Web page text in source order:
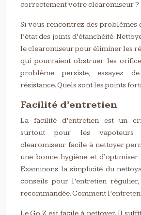
correctement votre clearomiseur ?
Si vous rencontrez des problèmes
l’état des joints d’étanchéité.
le clearomiseur pour éliminer les
qui pourraient obstruer les
problème persiste, essayez
résistance. Quels sont les points
Facilité d’entretien
La facilité d’entretien est un
surtout pour les vapoteurs
clearomiseur facile à nettoyer
une bonne hygiène et d’optimiser
Examinons la simplicité du
conseils pour l’entretien
recommandée. Comment
Le Go Z est facile à nettoyer. Il